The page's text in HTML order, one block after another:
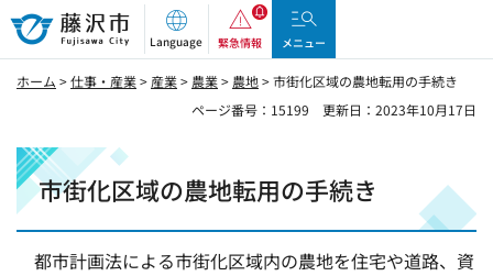
藤沢市
Language 緊急情報 メニュー
ホーム >仕事・産業> 産業> 農業> 農地> 市街化区域の農地転用の手続き
ページ番号：15199
更新日：2023年10月17日
市街化区域の農地転用の手続き
都市計画法による市街化区域内の農地を住宅や道路、資